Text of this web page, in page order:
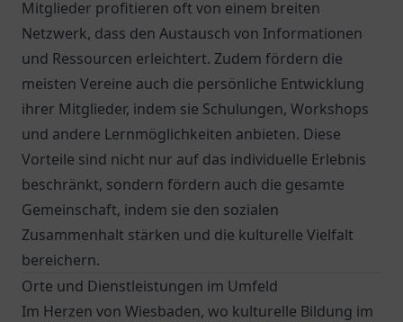
Mitglieder profitieren oft von einem breiten
Netzwerk, dass den Austausch von Informationen
und Ressourcen erleichtert. Zudem fördern die
meisten Vereine auch die persönliche Entwicklung
ihrer Mitglieder, indem sie Schulungen, Workshops
und andere Lernmöglichkeiten anbieten. Diese
Vorteile sind nicht nur auf das individuelle Erlebnis
beschränkt, sondern fördern auch die gesamte
Gemeinschaft, indem sie den sozialen
Zusammenhalt stärken und die kulturelle Vielfalt
bereichern.
Orte und Dienstleistungen im Umfeld
Im Herzen von Wiesbaden, wo kulturelle Bildung im